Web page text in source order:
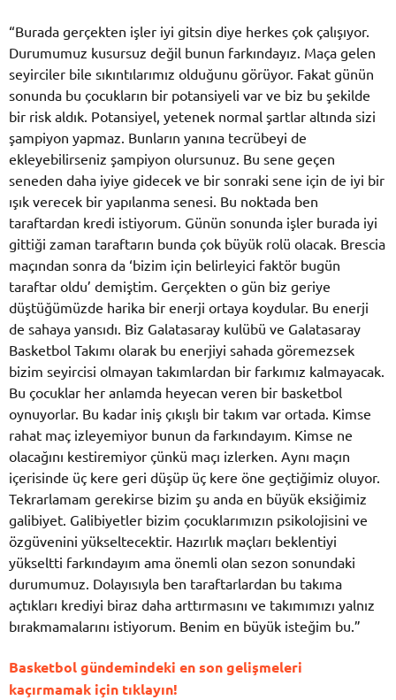
“Burada gerçekten işler iyi gitsin diye herkes çok çalışıyor.
Durumumuz kusursuz değil bunun farkındayız. Maça gelen
seyirciler bile sıkıntılarımız olduğunu görüyor. Fakat günün
sonunda bu çocukların bir potansiyeli var ve biz bu şekilde
bir risk aldık. Potansiyel, yetenek normal şartlar altında sizi
şampiyon yapmaz. Bunların yanına tecrübeyi de
ekleyebilirseniz şampiyon olursunuz. Bu sene geçen
seneden daha iyiye gidecek ve bir sonraki sene için de iyi bir
ışık verecek bir yapılanma senesi. Bu noktada ben
taraftardan kredi istiyorum. Günün sonunda işler burada iyi
gittiği zaman taraftarın bunda çok büyük rolü olacak. Brescia
maçından sonra da ‘bizim için belirleyici faktör bugün
taraftar oldu’ demiştim. Gerçekten o gün biz geriye
düştüğümüzde harika bir enerji ortaya koydular. Bu enerji
de sahaya yansıdı. Biz Galatasaray kulübü ve Galatasaray
Basketbol Takımı olarak bu enerjiyi sahada göremezsek
bizim seyircisi olmayan takımlardan bir farkımız kalmayacak.
Bu çocuklar her anlamda heyecan veren bir basketbol
oynuyorlar. Bu kadar iniş çıkışlı bir takım var ortada. Kimse
rahat maç izleyemiyor bunun da farkındayım. Kimse ne
olacağını kestiremiyor çünkü maçı izlerken. Aynı maçın
içerisinde üç kere geri düşüp üç kere öne geçtiğimiz oluyor.
Tekrarlamam gerekirse bizim şu anda en büyük eksiğimiz
galibiyet. Galibiyetler bizim çocuklarımızın psikolojisini ve
özgüvenini yükseltecektir. Hazırlık maçları beklentiyi
yükseltti farkındayım ama önemli olan sezon sonundaki
durumumuz. Dolayısıyla ben taraftarlardan bu takıma
açtıkları krediyi biraz daha arttırmasını ve takımımızı yalnız
bırakmamalarını istiyorum. Benim en büyük isteğim bu.”
Basketbol gündemindeki en son gelişmeleri
kaçırmamak için tıklayın!